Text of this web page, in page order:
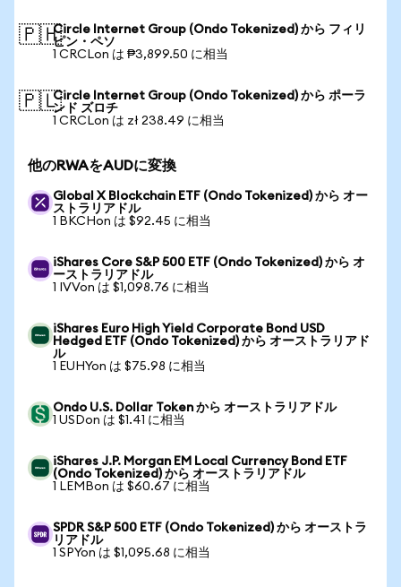
🇵🇭Circle Internet Group (Ondo Tokenized) から フィリ
ピン・ペソ
1 CRCLon は ₱3,899.50 に相当
🇵🇱Circle Internet Group (Ondo Tokenized) から ポーラ
ンド ズロチ
1 CRCLon は zł 238.49 に相当
他のRWAをAUDに変換
Global X Blockchain ETF (Ondo Tokenized) から オー
ストラリアドル
1 BKCHon は $92.45 に相当
iShares Core S&P 500 ETF (Ondo Tokenized) から オ
ーストラリアドル
1 IVVon は $1,098.76 に相当
iShares Euro High Yield Corporate Bond USD
Hedged ETF (Ondo Tokenized) から オーストラリアド
ル
1 EUHYon は $75.98 に相当
Ondo U.S. Dollar Token から オーストラリアドル
1 USDon は $1.41 に相当
iShares J.P. Morgan EM Local Currency Bond ETF
(Ondo Tokenized) から オーストラリアドル
1 LEMBon は $60.67 に相当
SPDR S&P 500 ETF (Ondo Tokenized) から オーストラ
リアドル
1 SPYon は $1,095.68 に相当